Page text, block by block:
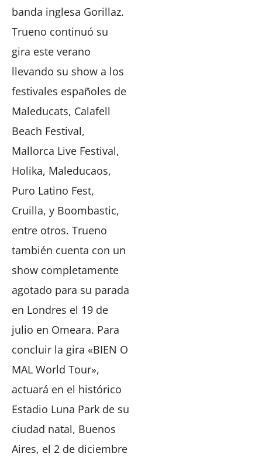
banda inglesa Gorillaz.
Trueno continuó su
gira este verano
llevando su show a los
festivales españoles de
Maleducats, Calafell
Beach Festival,
Mallorca Live Festival,
Holika, Maleducaos,
Puro Latino Fest,
Cruilla, y Boombastic,
entre otros. Trueno
también cuenta con un
show completamente
agotado para su parada
en Londres el 19 de
julio en Omeara. Para
concluir la gira «BIEN O
MAL World Tour»,
actuará en el histórico
Estadio Luna Park de su
ciudad natal, Buenos
Aires, el 2 de diciembre